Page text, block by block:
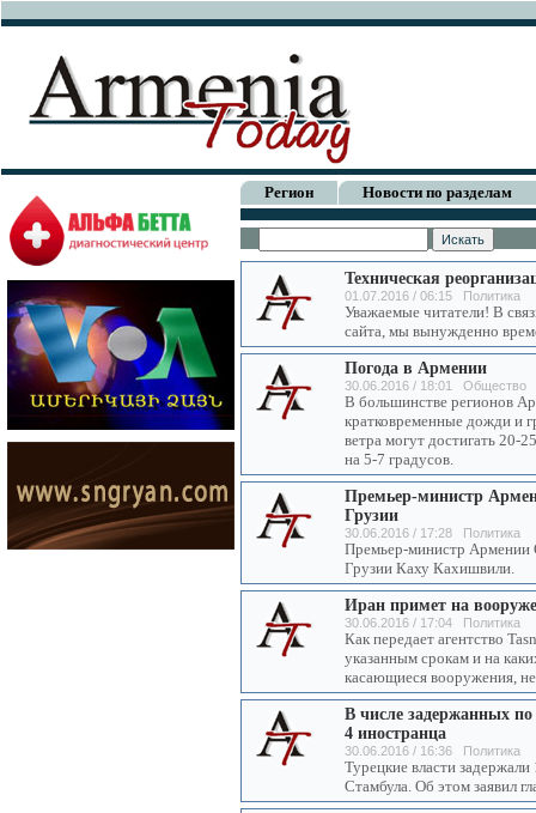
Регион Новости по разделам
Техническая
01.07.2016 / 06:15 Политика
Уважаемые читатели! В
сайта, мы вынужденно
Погода в Армении
30.06.2016 / 18:01 Общество
В большинстве регионов
кратковременные дожди и
ветра могут достигать 20-
на 5-7 градусов.
Премьер-министр
Грузии
30.06.2016 / 17:28 Политика
Премьер-министр Армении
Грузии Каху Кахишвили.
Иран примет на
30.06.2016 / 17:04 Политика
Как передает агентство
указанным срокам и на
касающиеся вооружения,
В числе задержанных
4 иностранца
30.06.2016 / 16:36 Политика
Турецкие власти
Стамбула. Об этом заявил